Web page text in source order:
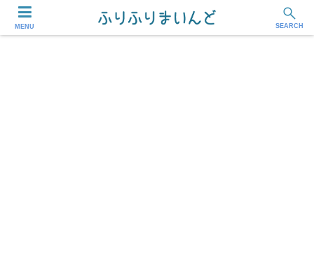
フリーランス・副業ワーカー応援メディア
MENU SEARCH